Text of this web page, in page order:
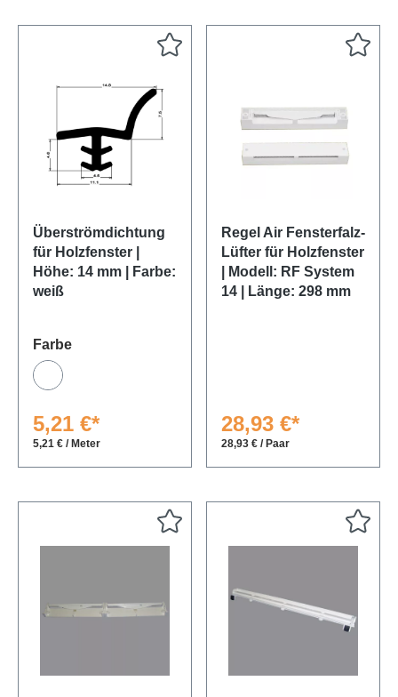
Überströmdichtung
für Holzfenster |
Höhe: 14 mm | Farbe:
weiß
Farbeauswählen
Weiß
5,21 €*
5,21 € / Meter
Regel Air Fensterfalz-
Lüfter für Holzfenster
| Modell: RF System
14 | Länge: 298 mm
28,93 €*
28,93 € / Paar